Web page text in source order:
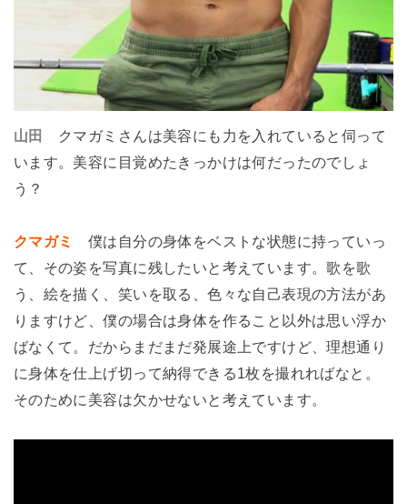
山田
クマガミさんは美容にも力を入れていると伺って
います。美容に目覚めたきっかけは何だったのでしょ
う？
クマガミ 僕は自分の身体をベストな状態に持っていっ
て、その姿を写真に残したいと考えています。歌を歌
う、絵を描く、笑いを取る、色々な自己表現の方法があ
りますけど、僕の場合は身体を作ること以外は思い浮か
ばなくて。だからまだまだ発展途上ですけど、理想通り
に身体を仕上げ切って納得できる1枚を撮れればなと。
そのために美容は欠かせないと考えています。